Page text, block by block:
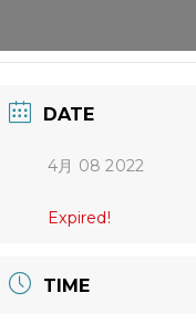
DATE
4月 08 2022
Expired!
TIME